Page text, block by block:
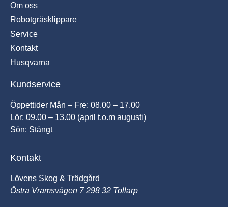
Om oss
Robotgräsklippare
Service
Kontakt
Husqvarna
Kundservice
Öppettider Mån – Fre: 08.00 – 17.00
Lör: 09.00 – 13.00 (april t.o.m augusti)
Sön: Stängt
Kontakt
Lövens Skog & Trädgård
Östra Vramsvägen 7 298 32 Tollarp